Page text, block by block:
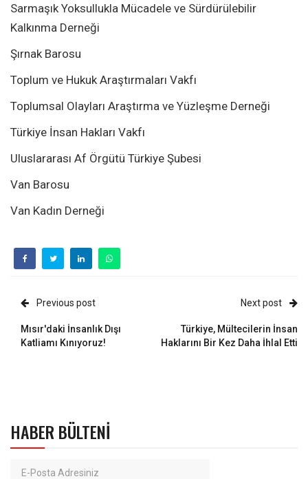
Sarmaşık Yoksullukla Mücadele ve Sürdürülebilir
Kalkınma Derneği
Şırnak Barosu
Toplum ve Hukuk Araştırmaları Vakfı
Toplumsal Olayları Araştırma ve Yüzleşme Derneği
Türkiye İnsan Hakları Vakfı
Uluslararası Af Örgütü Türkiye Şubesi
Van Barosu
Van Kadın Derneği
Previous post
Mısır'daki İnsanlık Dışı
Katliamı Kınıyoruz!
Next post
Türkiye, Mültecilerin İnsan
Haklarını Bir Kez Daha İhlal Etti
HABER BÜLTENI